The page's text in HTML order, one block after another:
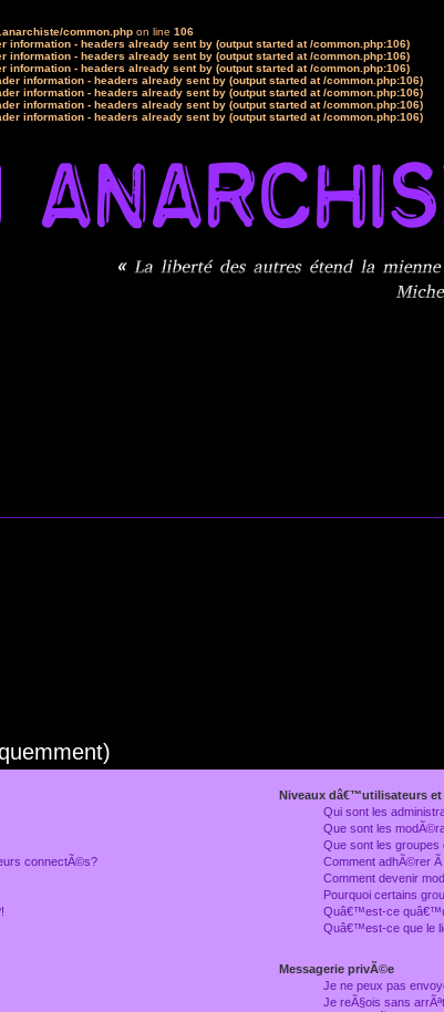
common.php on line 106
information - headers already sent by (output started at /common.php:106)
information - headers already sent by (output started at /common.php:106)
information - headers already sent by (output started at /common.php:106)
information - headers already sent by (output started at /common.php:106)
information - headers already sent by (output started at /common.php:106)
information - headers already sent by (output started at /common.php:106)
information - headers already sent by (output started at /common.php:106)
connectÃ©s?
Niveaux dâ€™utilisateurs
Qui sont les
Que sont les
Que sont les
Comment adhÃ©rer
Comment devenir
Pourquoi certains
Quâ€™est-ce
Quâ€™est-ce que le
Messagerie privÃ©e
Je ne peux pas
Je reÃ§ois sans